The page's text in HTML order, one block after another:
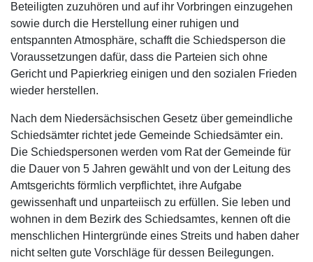
Beteiligten zuzuhören und auf ihr Vorbringen einzugehen
sowie durch die Herstellung einer ruhigen und
entspannten Atmosphäre, schafft die Schiedsperson die
Voraussetzungen dafür, dass die Parteien sich ohne
Gericht und Papierkrieg einigen und den sozialen Frieden
wieder herstellen.
Nach dem Niedersächsischen Gesetz über gemeindliche
Schiedsämter richtet jede Gemeinde Schiedsämter ein.
Die Schiedspersonen werden vom Rat der Gemeinde für
die Dauer von 5 Jahren gewählt und von der Leitung des
Amtsgerichts förmlich verpflichtet, ihre Aufgabe
gewissenhaft und unparteiisch zu erfüllen. Sie leben und
wohnen in dem Bezirk des Schiedsamtes, kennen oft die
menschlichen Hintergründe eines Streits und haben daher
nicht selten gute Vorschläge für dessen Beilegungen.